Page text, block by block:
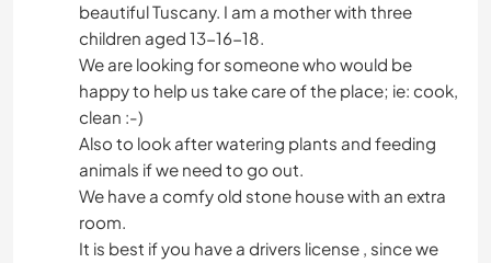
beautiful Tuscany. I am a mother with three
children aged 13-16-18.
We are looking for someone who would be
happy to help us take care of the place; ie: cook,
clean :-)
Also to look after watering plants and feeding
animals if we need to go out.
We have a comfy old stone house with an extra
room.
It is best if you have a drivers license , since we